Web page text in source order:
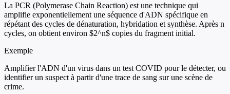
La PCR (Polymerase Chain Reaction) est une technique qui
amplifie exponentiellement une séquence d'ADN spécifique en
répétant des cycles de dénaturation, hybridation et synthèse. Après n
cycles, on obtient environ $2^n$ copies du fragment initial.
Exemple
Amplifier l'ADN d'un virus dans un test COVID pour le détecter, ou
identifier un suspect à partir d'une trace de sang sur une scène de
crime.